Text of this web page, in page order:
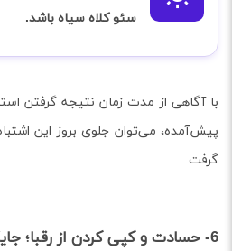
سئو کلاه سیاه باشد.
با آگاهی از مدت زمان نتیجه گرفتن
پیش‌آمده، می‌توان جلوی بروز این
گرفت.
6- حسادت و کپی کردن از رقبا؛